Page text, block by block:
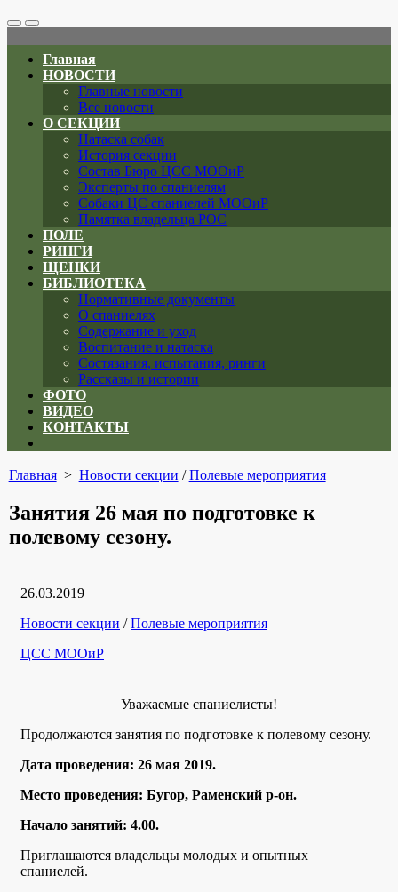
Search
Toggle
Меню
Главная
НОВОСТИ
Главные новости
Все новости
О СЕКЦИИ
Натаска собак
История секции
Состав Бюро ЦСС МООиР
Эксперты по спаниелям
Собаки ЦС спаниелей МООиР
Памятка владельца РОС
ПОЛЕ
РИНГИ
ЩЕНКИ
БИБЛИОТЕКА
Нормативные документы
О спаниелях
Содержание и уход
Воспитание и натаска
Состязания, испытания, ринги
Рассказы и истории
ФОТО
ВИДЕО
КОНТАКТЫ
menu
Главная> Новости секции /Полевые мероприятия
Занятия 26 мая по подготовке к
полевому сезону.
Дата
26.03.2019
Рубрики
Новости секции /Полевые мероприятия
Автор
ЦСС МООиР
Уважаемые спаниелисты!
Продолжаются занятия по подготовке к полевому сезону.
Дата проведения: 26 мая 2019.
Место проведения: Бугор, Раменский р-он.
Начало занятий: 4.00.
Приглашаются владельцы молодых и опытных
спаниелей.